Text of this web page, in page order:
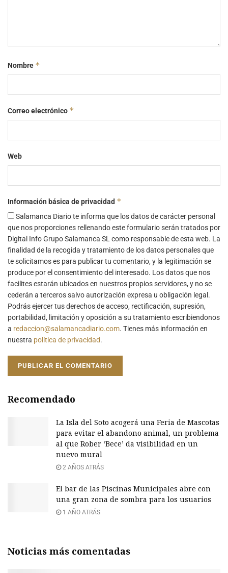
Nombre *
Correo electrónico *
Web
Información básica de privacidad *
Salamanca Diario te informa que los datos de carácter personal
que nos proporciones rellenando este formulario serán tratados por
Digital Info Grupo Salamanca SL como responsable de esta web. La
finalidad de la recogida y tratamiento de los datos personales que
te solicitamos es para publicar tu comentario, y la legitimación se
produce por el consentimiento del interesado. Los datos que nos
facilites estarán ubicados en nuestros propios servidores, y no se
cederán a terceros salvo autorización expresa u obligación legal.
Podrás ejercer tus derechos de acceso, rectificación, supresión,
portabilidad, limitación y oposición a su tratamiento escribiendonos
a redaccion@salamancadiario.com. Tienes más información en
nuestra política de privacidad.
Recomendado
La Isla del Soto acogerá una Feria de Mascotas
para evitar el abandono animal, un problema
al que Rober ‘Bece’ da visibilidad en un
nuevo mural
2 AÑOS ATRÁS
El bar de las Piscinas Municipales abre con
una gran zona de sombra para los usuarios
1 AÑO ATRÁS
Noticias más comentadas